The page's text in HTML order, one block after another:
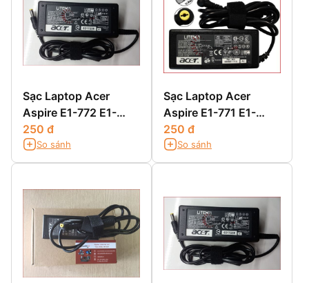
Sạc Laptop Acer
Aspire E1-772 E1-
772G
250 đ
So sánh
Sạc Laptop Acer
Aspire E1-771 E1-
771G
250 đ
So sánh